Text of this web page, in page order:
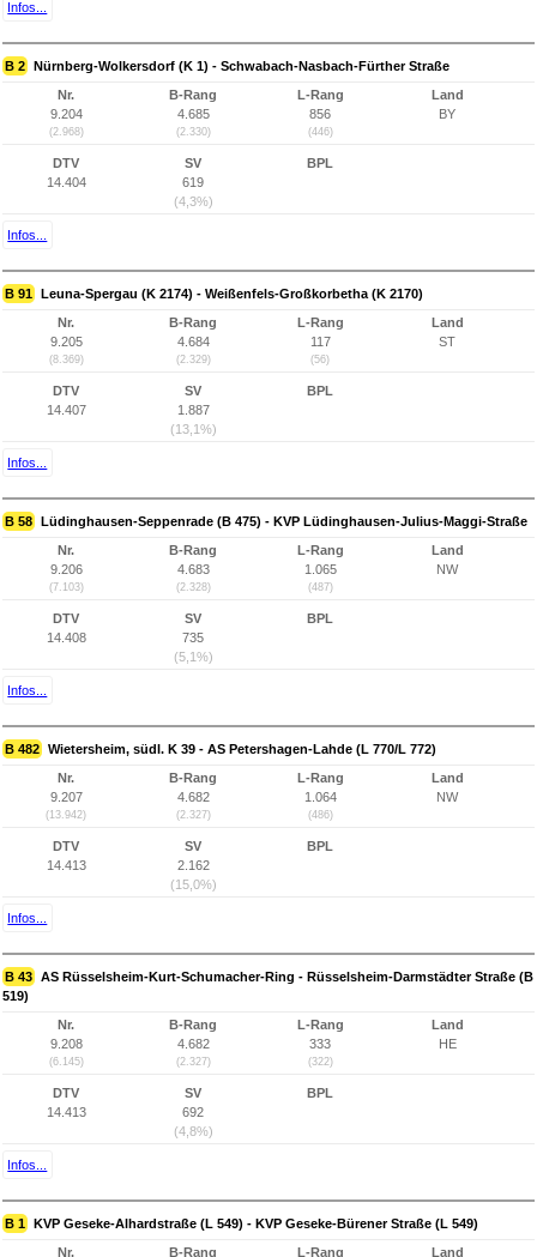
Infos...
B 2 Nürnberg-Wolkersdorf (K 1) - Schwabach-Nasbach-Fürther Straße
Nr.
9.204
(2.968)
B-Rang
4.685
(2.330)
L-Rang
856
(446)
Land
BY
DTV
14.404
SV
619
(4,3%)
BPL
Infos...
B 91 Leuna-Spergau (K 2174) - Weißenfels-Großkorbetha (K 2170)
Nr.
9.205
(8.369)
B-Rang
4.684
(2.329)
L-Rang
117
(56)
Land
ST
DTV
14.407
SV
1.887
(13,1%)
BPL
Infos...
B 58 Lüdinghausen-Seppenrade (B 475) - KVP Lüdinghausen-Julius-Maggi-Straße
Nr.
9.206
(7.103)
B-Rang
4.683
(2.328)
L-Rang
1.065
(487)
Land
NW
DTV
14.408
SV
735
(5,1%)
BPL
Infos...
B 482 Wietersheim, südl. K 39 - AS Petershagen-Lahde (L 770/L 772)
Nr.
9.207
(13.942)
B-Rang
4.682
(2.327)
L-Rang
1.064
(486)
Land
NW
DTV
14.413
SV
2.162
(15,0%)
BPL
Infos...
B 43 AS Rüsselsheim-Kurt-Schumacher-Ring - Rüsselsheim-Darmstädter Straße (B
519)
Nr.
9.208
(6.145)
B-Rang
4.682
(2.327)
L-Rang
333
(322)
Land
HE
DTV
14.413
SV
692
(4,8%)
BPL
Infos...
B 1 KVP Geseke-Alhardstraße (L 549) - KVP Geseke-Bürener Straße (L 549)
Nr. B-Rang L-Rang Land